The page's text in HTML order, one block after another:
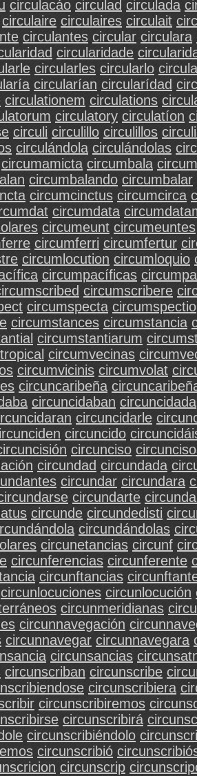
circulacáo circulad circulada
circulaire circulaires circulait
circulantes circular circulara
circularidade
circularles circularlo
circularían circularídad
circulationem circulations
circulatory circulatíon
circuli circulillo circulillos
circulándola circulándolas
circumamicta circumbala
circumbalando circumbalar
circumcinctus circumcirca
circumdata
circumeunt circumeuntes
circumferri circumfertur
circumlocution circumloquio
circumpacíficas
circumscribere
circumspecta circumspectio
circumstances circumstancia
circumstantiarum
circumvecinas
circumvicinis circumvolat
circuncaribeña
circuncidaban circuncidada
circuncidarle
circuncido
circunciso
circundad circundada
circundar circundara
circundarte
circunde circundedisti
circundándolas
circunetancias circunf
circunferencias circunferente
circunftancias
circunlocuciones circunlocución
circunmeridianas
circunnavegación
circunnavegar circunnavegara
circunsancias
circunscriban circunscribe
circunscribiera
circunscribiremos
circunscribirá
circunscribiéndolo
circunscribió
circunscrip